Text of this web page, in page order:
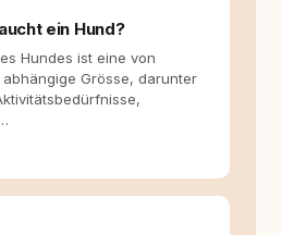
ein Hund?
Hundes ist eine von
Grösse, darunter